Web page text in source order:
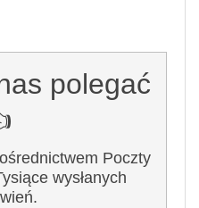
polegać
Poczty
wysłanych